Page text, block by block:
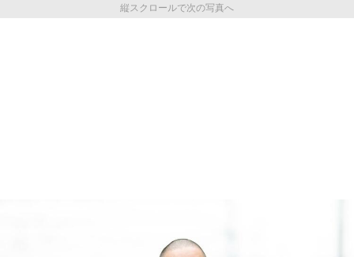
縦スクロールで次の写真へ